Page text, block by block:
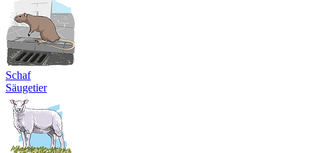
Schaf
Säugetier